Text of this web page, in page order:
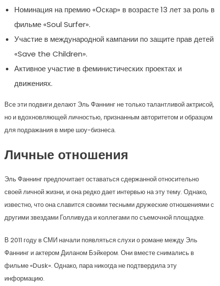
Номинация на премию «Оскар» в возрасте 13 лет за роль в
фильме «Soul Surfer».
Участие в международной кампании по защите прав детей
«Save the Children».
Активное участие в феминистических проектах и
движениях.
Все эти подвиги делают Эль Фаннинг не только талантливой актрисой,
но и вдохновляющей личностью, признанным авторитетом и образцом
для подражания в мире шоу-бизнеса.
Личные отношения
Эль Фаннинг предпочитает оставаться сдержанной относительно
своей личной жизни, и она редко дает интервью на эту тему. Однако,
известно, что она славится своими тесными дружеские отношениями с
другими звездами Голливуда и коллегами по съемочной площадке.
В 2011 году в СМИ начали появляться слухи о романе между Эль
Фаннинг и актером Диланом Бэйкером. Они вместе снимались в
фильме «Dusk». Однако, пара никогда не подтвердила эту
информацию.